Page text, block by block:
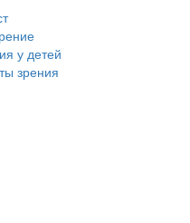
у детей
зрения